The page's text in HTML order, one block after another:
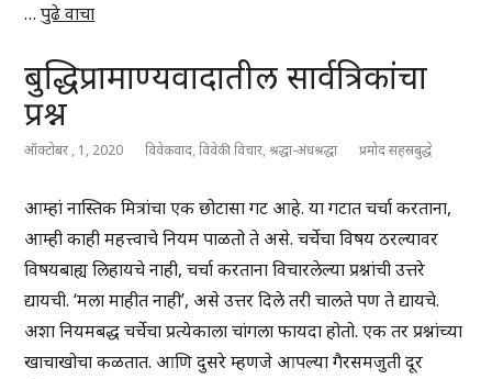
…पुढे वाचा
बुद्धिप्रामाण्यवादातील सार्वत्रिकांचा
प्रश्न
ऑक्टोबर , 1, 2020 विवेकवाद,विवेकी विचार,श्रद्धा-अंधश्रद्धा प्रमोद सहस्रबुद्धे
आम्हां नास्तिक मित्रांचा एक छोटासा गट आहे. या गटात चर्चा करताना,
आम्ही काही महत्त्वाचे नियम पाळतो ते असे. चर्चेचा विषय ठरल्यावर
विषयबाह्य लिहायचे नाही, चर्चा करताना विचारलेल्या प्रश्नांची उत्तरे
द्यायची. ‘मला माहीत नाही’, असे उत्तर दिले तरी चालते पण ते द्यायचे.
अशा नियमबद्ध चर्चेचा प्रत्येकाला चांगला फायदा होतो. एक तर प्रश्नांच्या
खाचाखोचा कळतात. आणि दुसरे म्हणजे आपल्या गैरसमजुती दूर